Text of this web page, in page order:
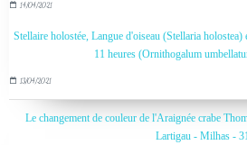
14/04/2021
Stellaire holostée, Langue d'oiseau (Stellaria
11 heures (Ornithogalum
13/04/2021
Le changement de couleur de l'Araignée crabe
Lartigau - Milhas -